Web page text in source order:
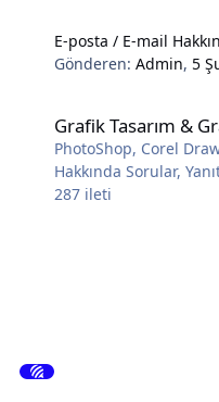
E-posta / E-mail
Gönderen:Admin,5
Grafik Tasarım &
PhotoShop, Corel
Hakkında Sorular,
287 ileti